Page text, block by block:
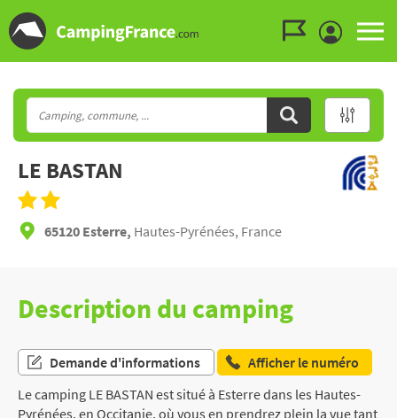
LE BASTAN
65120 Esterre, Hautes-Pyrénées, France
Description du camping
Demande d'informations
Afficher le numéro
Le camping LE BASTAN est situé à Esterre dans les Hautes-
Pyrénées, en Occitanie, où vous en prendrez plein la vue tant